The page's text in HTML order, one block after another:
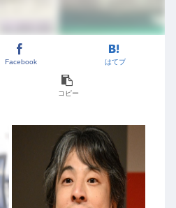
Facebook はてブ
コピー